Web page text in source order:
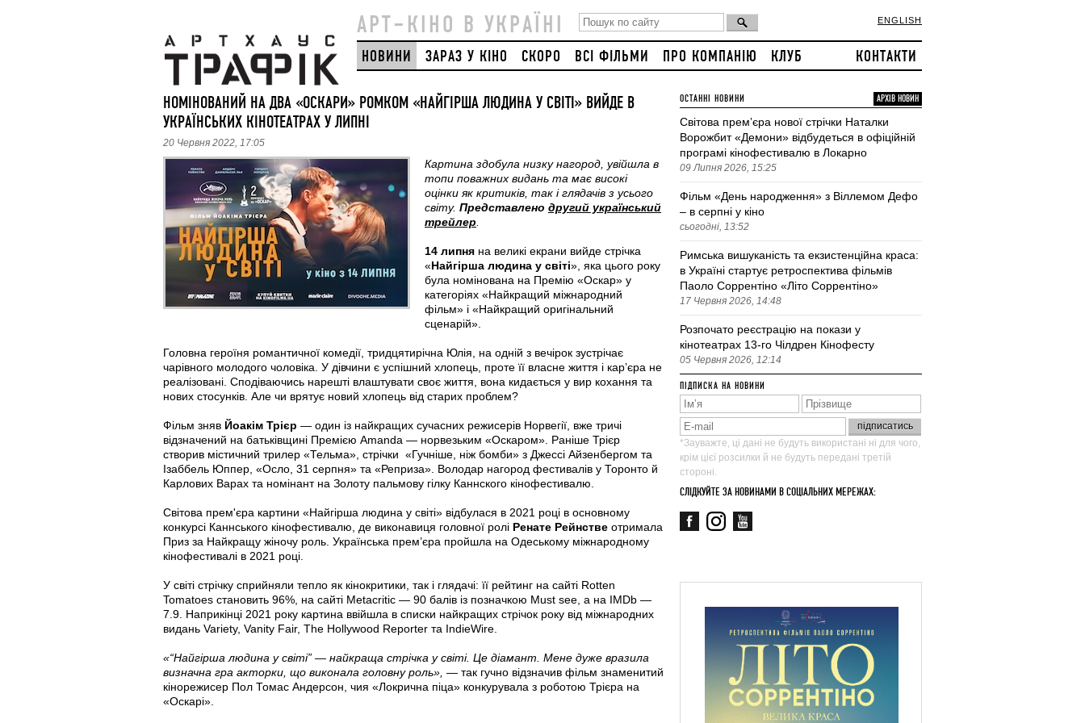
АРТ–КІНО В УКРАЇНІ ENGLISH
НОВИНИ ЗАРАЗ У КІНО СКОРО ВСІ ФІЛЬМИ ПРО КОМПАНІЮ КЛУБ КОНТАКТИ
НОМІНОВАНИЙ НА ДВА «ОСКАРИ» РОМКОМ «НАЙГІРША ЛЮДИНА У СВІТІ» ВИЙДЕ В
УКРАЇНСЬКИХ КІНОТЕАТРАХ У ЛИПНІ
20 Червня 2022, 17:05
Картина здобула низку нагород, увійшла в
топи поважних видань та має високі
оцінки як критиків, так і глядачів з усього
світу. Представлено другий український
трейлер
14 липня на великі екрани вийде стрічка
«Найгірша людина у світі», яка цього року
була номінована на Премію «Оскар» у
категоріях «Найкращий міжнародний
фільм» і «Найкращий оригінальний
сценарій».
Головна героїня романтичної комедії, тридцятирічна Юлія, на одній з вечірок зустрічає
чарівного молодого чоловіка. У дівчини є успішний хлопець, проте її власне життя і кар’єра не
реалізовані. Сподіваючись нарешті влаштувати своє життя, вона кидається у вир кохання та
нових стосунків. Але чи врятує новий хлопець від старих проблем?
Фільм зняв Йоакім Трієр — один із найкращих сучасних режисерів Норвегії, вже тричі
відзначений на батьківщині Премією Amanda — норвезьким «Оскаром». Раніше Трієр
створив містичний трилер «Тельма», стрічки «Гучніше, ніж бомби» з Джессі Айзенбергом та
Ізаббель Юппер, «Осло, 31 серпня» та «Реприза». Володар нагород фестивалів у Торонто й
Карлових Варах та номінант на Золоту пальмову гілку Каннского кінофестивалю.
Світова прем'єра картини «Найгірша людина у світі» відбулася в 2021 році в основному
конкурсі Каннського кінофестивалю, де виконавиця головної ролі Ренате Рейнстве отримала
Приз за Найкращу жіночу роль. Українська прем’єра пройшла на Одеському міжнародному
кінофестивалі в 2021 році.
У світі стрічку сприйняли тепло як кінокритики, так і глядачі: її рейтинг на сайті Rotten
Tomatoes становить 96%, на сайті Metacritic — 90 балів із позначкою Must see, а на IMDb —
7.9. Наприкінці 2021 року картина ввійшла в списки найкращих стрічок року від міжнародних
видань Variety, Vanity Fair, The Hollywood Reporter та IndieWire.
«“Найгірша людина у світі” — найкраща стрічка у світі. Це діамант. Мене дуже вразила
визначна гра акторки, що виконала головну роль», — так гучно відзначив фільм знаменитий
кінорежисер Пол Томас Андерсон, чия «Локрична піца» конкурувала з роботою Трієра на
«Оскарі».
ОСТАННІ НОВИНИ АРХІВ НОВИН
Світова премʼєра нової стрічки Наталки
Ворожбит «Демони» відбудеться в офіційній
програмі кінофестивалю в Локарно
09 Липня 2026, 15:25
Фільм «День народження» з Віллемом Дефо
– в серпні у кіно
сьогодні, 13:52
Римська вишуканість та екзистенційна краса:
в Україні стартує ретроспектива фільмів
Паоло Соррентіно «Літо Соррентіно»
17 Червня 2026, 14:48
Розпочато реєстрацію на покази у
кінотеатрах 13-го Чілдрен Кінофесту
05 Червня 2026, 12:14
ПІДПИСКА НА НОВИНИ
*Зауважте, ці дані не будуть використані ні для чого,
крім цієї розсилки й не будуть передані третій
стороні.
СЛІДКУЙТЕ ЗА НОВИНАМИ В СОЦІАЛЬНИХ МЕРЕЖАХ: